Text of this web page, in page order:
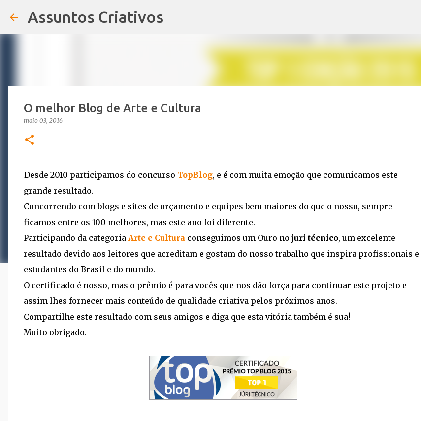
Assuntos Criativos
O melhor Blog de Arte e Cultura
maio 03, 2016
Desde 2010 participamos do concurso TopBlog, e é com muita emoção que comunicamos este
grande resultado.
Concorrendo com blogs e sites de orçamento e equipes bem maiores do que o nosso, sempre
ficamos entre os 100 melhores, mas este ano foi diferente.
Participando da categoria Arte e Cultura conseguimos um Ouro no juri técnico, um excelente
resultado devido aos leitores que acreditam e gostam do nosso trabalho que inspira profissionais e
estudantes do Brasil e do mundo.
O certificado é nosso, mas o prêmio é para vocês que nos dão força para continuar este projeto e
assim lhes fornecer mais conteúdo de qualidade criativa pelos próximos anos.
Compartilhe este resultado com seus amigos e diga que esta vitória também é sua!
Muito obrigado.